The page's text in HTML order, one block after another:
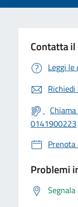
Contatta
Leggi
0141900223
Problemi